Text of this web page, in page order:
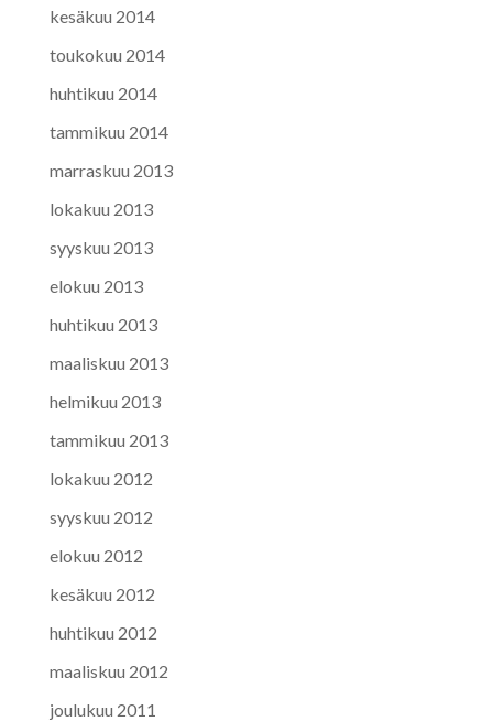
kesäkuu 2014
toukokuu 2014
huhtikuu 2014
tammikuu 2014
marraskuu 2013
lokakuu 2013
syyskuu 2013
elokuu 2013
huhtikuu 2013
maaliskuu 2013
helmikuu 2013
tammikuu 2013
lokakuu 2012
syyskuu 2012
elokuu 2012
kesäkuu 2012
huhtikuu 2012
maaliskuu 2012
joulukuu 2011